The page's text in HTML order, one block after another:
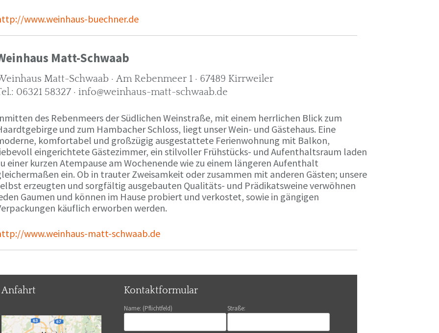
www.weinhaus-buechner.de
Matt-Schwaab
Matt-Schwaab · Am Rebenmeer 1 · 67489 Kirrweiler
06321 58327 · info@weinhaus-matt-schwaab.de
des Rebenmeers der Südlichen Weinstraße, mit einem herrlichen Blick zum
und zum Hambacher Schloss, liegt unser Wein- und Gästehaus. Eine
komfortabel und großzügig ausgestattete Ferienwohnung mit Balkon,
eingerichtete Gästezimmer, ein stilvoller Frühstücks- und Aufenthaltsraum laden
einer kurzen Atempause am Wochenende wie zu einem längeren Aufenthalt
ein. Ob in trauter Zweisamkeit oder zusammen mit anderen Gästen; unsere
erzeugten und sorgfältig ausgebauten Qualitäts- und Prädikatsweine verwöhnen
Gaumen und können im Hause probiert und verkostet, sowie in gängigen
käuflich erworben werden.
www.weinhaus-matt-schwaab.de
Anfahrt Kontaktformular
Name: (Pflichtfeld) Straße: